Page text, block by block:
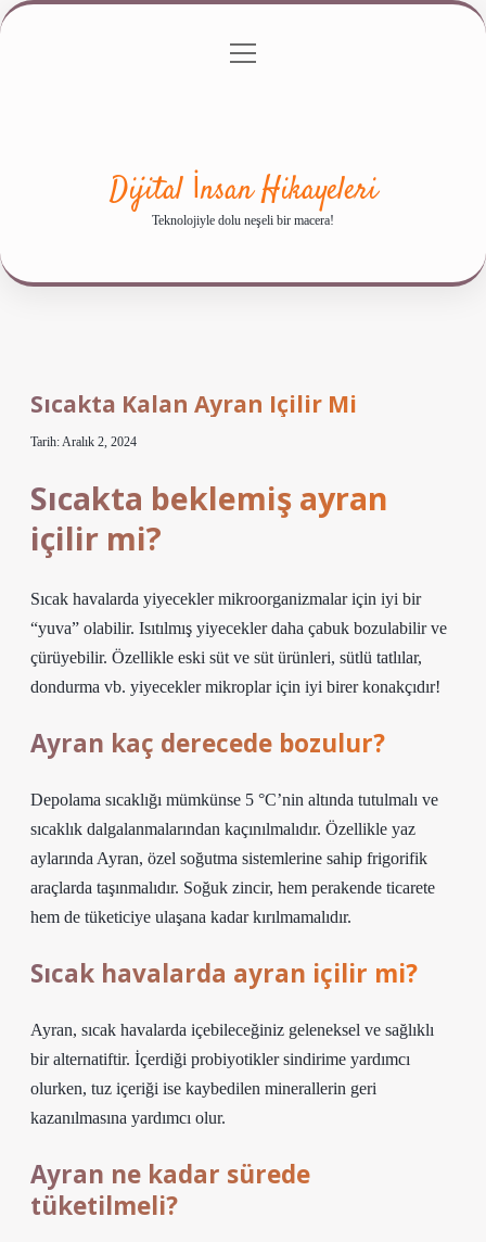
Gizlilik Politikası
menüyü
Dijital İnsan Hikayeleri
Teknolojiyle dolu neşeli bir macera!
Sıcakta Kalan Ayran Içilir Mi
Tarih: Aralık 2, 2024
Sıcakta beklemiş ayran
içilir mi?
Sıcak havalarda yiyecekler mikroorganizmalar için iyi bir
“yuva” olabilir. Isıtılmış yiyecekler daha çabuk bozulabilir ve
çürüyebilir. Özellikle eski süt ve süt ürünleri, sütlü tatlılar,
dondurma vb. yiyecekler mikroplar için iyi birer konakçıdır!
Ayran kaç derecede bozulur?
Depolama sıcaklığı mümkünse 5 °C’nin altında tutulmalı ve
sıcaklık dalgalanmalarından kaçınılmalıdır. Özellikle yaz
aylarında Ayran, özel soğutma sistemlerine sahip frigorifik
araçlarda taşınmalıdır. Soğuk zincir, hem perakende ticarete
hem de tüketiciye ulaşana kadar kırılmamalıdır.
Sıcak havalarda ayran içilir mi?
Ayran, sıcak havalarda içebileceğiniz geleneksel ve sağlıklı
bir alternatiftir. İçerdiği probiyotikler sindirime yardımcı
olurken, tuz içeriği ise kaybedilen minerallerin geri
kazanılmasına yardımcı olur.
Ayran ne kadar sürede
tüketilmeli?